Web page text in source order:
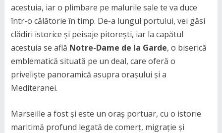
acestuia, iar o plimbare pe malurile sale te va duce
într-o călătorie în timp. De-a lungul portului, vei găsi
clădiri istorice și peisaje pitorești, iar la capătul
acestuia se află Notre-Dame de la Garde, o biserică
emblematică situată pe un deal, care oferă o
priveliște panoramică asupra orașului și a
Mediteranei.
Marseille a fost și este un oraș portuar, cu o istorie
maritimă profund legată de comerț, migrație și